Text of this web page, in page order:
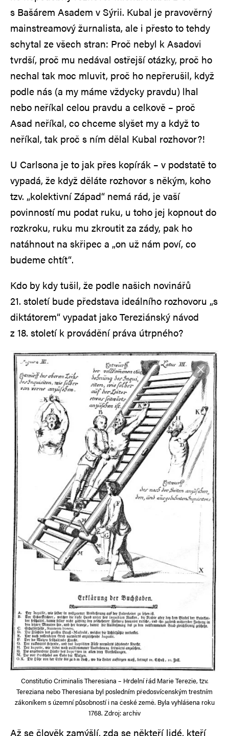
s Bašárem Asadem v Sýrii. Kubal je pravověrný
mainstreamový žurnalista, ale i přesto to tehdy
schytal ze všech stran: Proč nebyl k Asadovi
tvrdší, proč mu nedával ostřejší otázky, proč ho
nechal tak moc mluvit, proč ho nepřerušil, když
podle nás (a my máme vždycky pravdu) lhal
nebo neříkal celou pravdu a celkově – proč
Asad neříkal, co chceme slyšet my a když to
neříkal, tak proč s ním dělal Kubal rozhovor?!
U Carlsona je to jak přes kopírák – v podstatě to
vypadá, že když děláte rozhovor s někým, koho
tzv. „kolektivní Západ“ nemá rád, je vaší
povinností mu podat ruku, u toho jej kopnout do
rozkroku, ruku mu zkroutit za zády, pak ho
natáhnout na skřipec a „on už nám poví, co
budeme chtít“.
Kdo by kdy tušil, že podle našich novinářů
21. století bude představa ideálního rozhovoru „s
diktátorem“ vypadat jako Tereziánský návod
z 18. století k provádění práva útrpného?
Constitutio Criminalis Theresiana – Hrdelní řád Marie Terezie, tzv.
Tereziana nebo Theresiana byl posledním předosvícenským trestním
zákoníkem s územní působností i na české země. Byla vyhlášena roku
1768. Zdroj: archiv
Až se člověk zamýšlí, zda se někteří lidé, kteří